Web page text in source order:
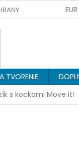
OSOBNÝCH EUR
TVORENIE
s kockami Move it!